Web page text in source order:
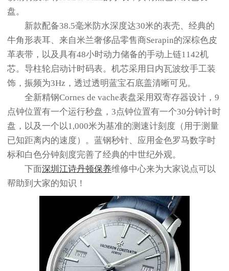
盘。
新款配备38.5毫米防水深度达30米的表壳、经典的
牛角形表耳、来自米兰奢侈品零售商Serapin的深棕色皮
革表带，以及具有48小时动力储备的手动上链1142机
芯。导柱轮启动计时码表。机芯采用日内瓦波纹手工装
饰，振频为3Hz，透过透明蓝宝石底盖清晰可见。
全新精钢Cornes de vache表盘采用双寄存器设计，9
点钟位置有一个运行秒盘，3点钟位置有一个30分钟计时
盘，以及一个以1,000米为基准的测速计刻度（用于测量
已知距离内的速度）。蓝钢秒针、应用金色罗马数字时
标和白色分钟刻度完善了经典的中世纪外观。
下面深圳江诗丹顿保养维修中心来为大家说点可以
帮助到大家的知识！